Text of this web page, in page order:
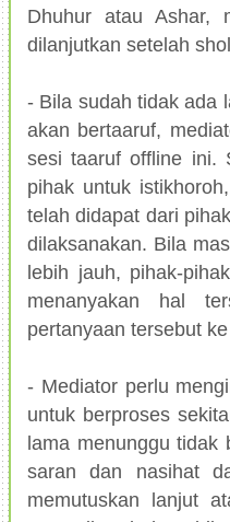
Dhuhur atau Ashar,
dilanjutkan setelah
- Bila sudah tidak ada
akan bertaaruf,
sesi taaruf offline ini.
pihak untuk
telah didapat dari
dilaksanakan. Bila
lebih jauh, pihak-
menanyakan hal
pertanyaan tersebut
- Mediator perlu
untuk berproses
lama menunggu tidak
saran dan nasihat
memutuskan lanjut